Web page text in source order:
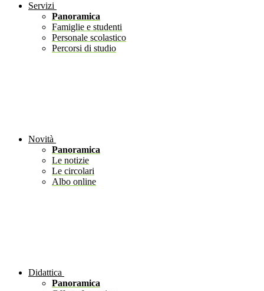
Servizi
Panoramica
Famiglie e studenti
Personale scolastico
Percorsi di studio
Novità
Panoramica
Le notizie
Le circolari
Albo online
Didattica
Panoramica